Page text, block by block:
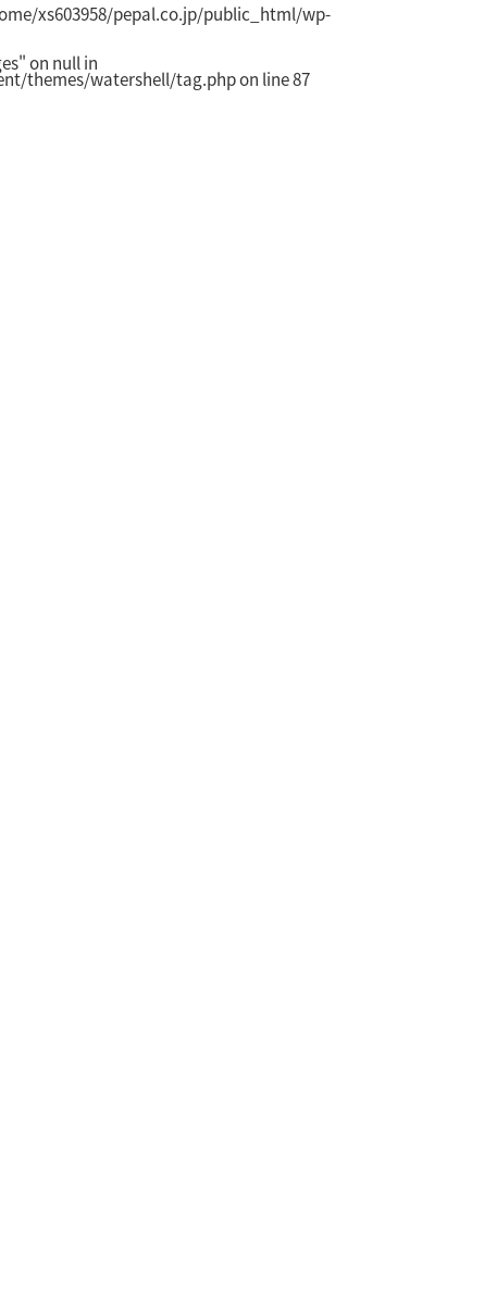
xs603958/pepal.co.jp/public_html/wp-
on null in
themes/watershell/tag.phpon line87